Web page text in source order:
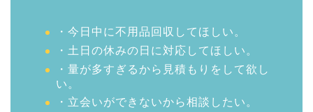
・今日中に不用品回収してほしい。
・土日の休みの日に対応してほしい。
・量が多すぎるから見積もりをして欲し
い。
・立会いができないから相談したい。